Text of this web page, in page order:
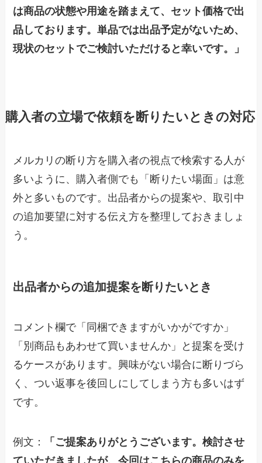
は商品の状態や用途を踏まえて、セット価格で出
品しております。単品では出品予定がないため、
現状のセットでご検討いただけると幸いです。」
購入者の立場で依頼を断りたいときの対応
メルカリの断り方を購入者の視点で検索する人が
多いように、購入者側でも「断りたい場面」は意
外と多いものです。出品者からの提案や、取引中
の追加要望に対する伝え方を整理しておきましょ
う。
出品者からの追加提案を断りたいとき
コメント欄で「同梱できますがいかがですか」
「別商品もあわせて買いませんか」と提案を受け
るケースがあります。興味がない場合に断りづら
く、つい返事を後回しにしてしまう方も多いはず
です。
例文：
「ご提案ありがとうございます。検討させ
ていただきましたが、今回はこちらの商品のみを